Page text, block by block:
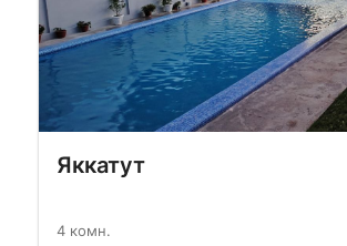
Яккатут
4 комн.